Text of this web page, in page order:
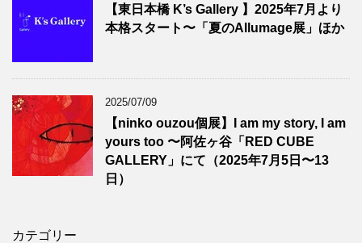
【東日本橋 K’s Gallery 】2025年7月より
本格スタート〜「夏のAllumage展」ほか
2025/07/09
【ninko ouzou個展】I am my story, I am
yours too 〜阿佐ヶ谷「RED CUBE
GALLERY」にて（2025年7月5日〜13
日）
カテゴリー